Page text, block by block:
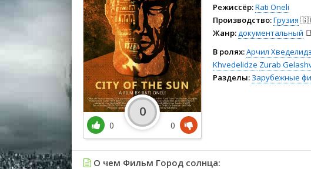
🧙‍♀️ Фантастика
🏅 Церемония
Режиссёр:Rati Oneli
Производство:Грузия
Жанр:документальный
В ролях:Арчил
Khvedelidze Zurab
Разделы: Зарубежные
0
0
0
О чем Фильм Город солнца: